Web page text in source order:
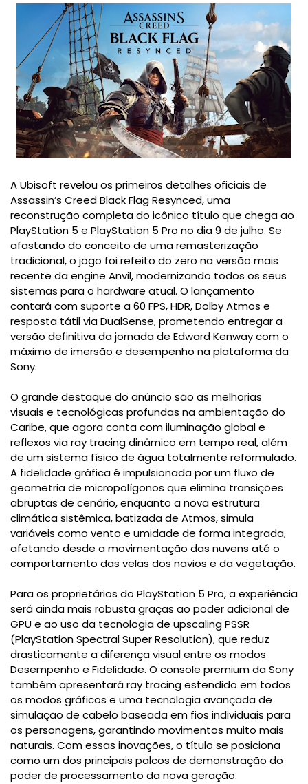
A Ubisoft revelou os primeiros detalhes oficiais de
Assassin’s Creed Black Flag Resynced, uma
reconstrução completa do icônico título que chega ao
PlayStation 5 e PlayStation 5 Pro no dia 9 de julho. Se
afastando do conceito de uma remasterização
tradicional, o jogo foi refeito do zero na versão mais
recente da engine Anvil, modernizando todos os seus
sistemas para o hardware atual. O lançamento
contará com suporte a 60 FPS, HDR, Dolby Atmos e
resposta tátil via DualSense, prometendo entregar a
versão definitiva da jornada de Edward Kenway com o
máximo de imersão e desempenho na plataforma da
Sony.
O grande destaque do anúncio são as melhorias
visuais e tecnológicas profundas na ambientação do
Caribe, que agora conta com iluminação global e
reflexos via ray tracing dinâmico em tempo real, além
de um sistema físico de água totalmente reformulado.
A fidelidade gráfica é impulsionada por um fluxo de
geometria de micropolígonos que elimina transições
abruptas de cenário, enquanto a nova estrutura
climática sistêmica, batizada de Atmos, simula
variáveis como vento e umidade de forma integrada,
afetando desde a movimentação das nuvens até o
comportamento das velas dos navios e da vegetação.
Para os proprietários do PlayStation 5 Pro, a experiência
será ainda mais robusta graças ao poder adicional de
GPU e ao uso da tecnologia de upscaling PSSR
(PlayStation Spectral Super Resolution), que reduz
drasticamente a diferença visual entre os modos
Desempenho e Fidelidade. O console premium da Sony
também apresentará ray tracing estendido em todos
os modos gráficos e uma tecnologia avançada de
simulação de cabelo baseada em fios individuais para
os personagens, garantindo movimentos muito mais
naturais. Com essas inovações, o título se posiciona
como um dos principais palcos de demonstração do
poder de processamento da nova geração.